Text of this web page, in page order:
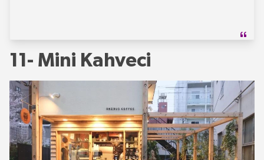
11- Mini Kahveci